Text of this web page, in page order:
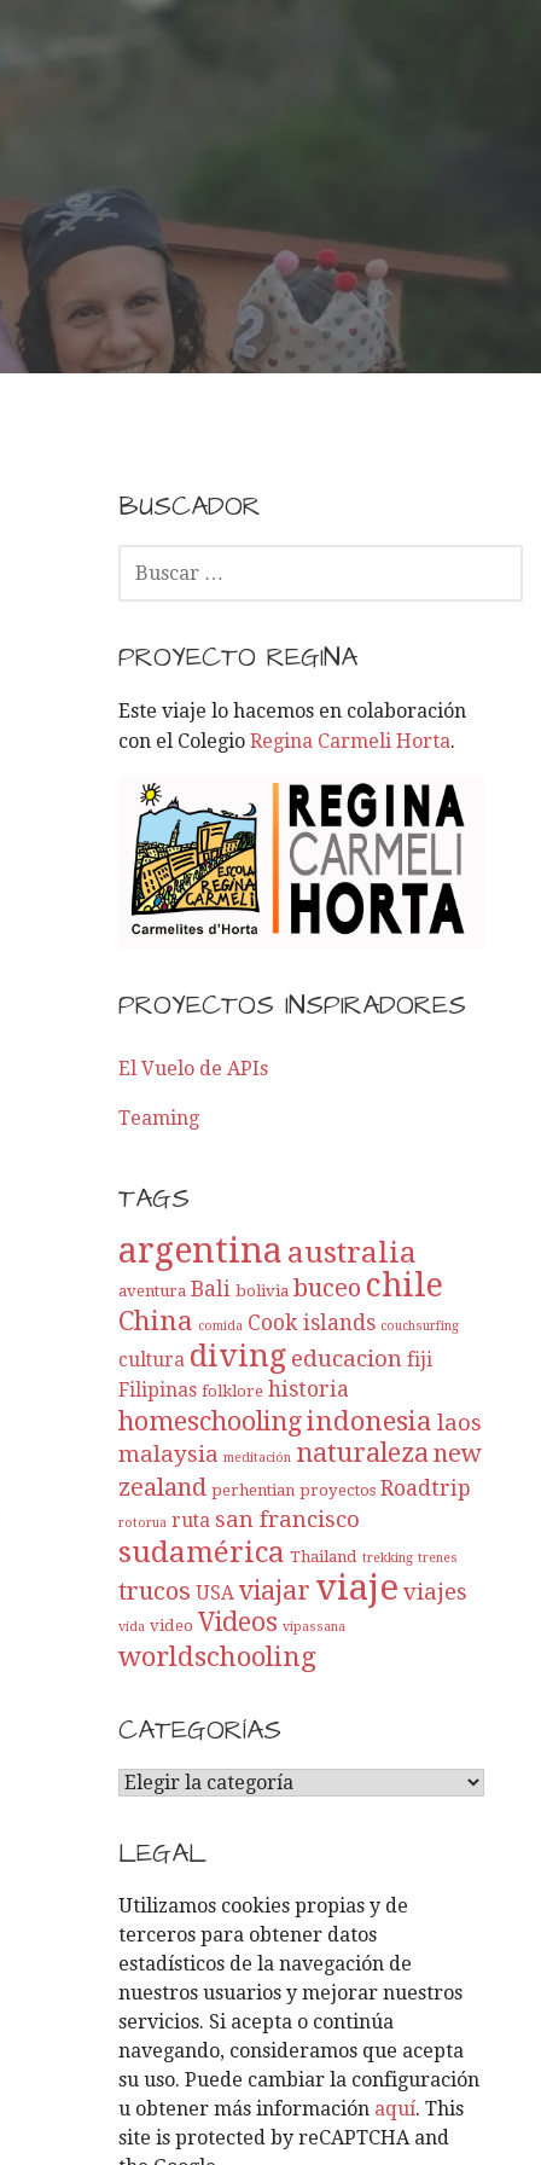
BUSCADOR
C
R
:
PROYECTO REGINA
Este viaje lo hacemos en colaboración
con el ColegioRegina Carmeli Horta.
PROYECTOS INSPIRADORES
El Vuelo de APIs
Teaming
TAGS
argentina australia
aventura Bali bolivia buceo chile
China comida Cook islands couchsurfing
cultura diving educacion fiji
Filipinas folklore historia
homeschoolingindonesia laos
malaysia meditación naturalezanew
zealand perhentian proyectos Roadtrip
rotorua ruta san francisco
sudamérica Thailand trekking trenes
trucos USA viajar viaje viajes
vida video Videos vipassana
worldschooling
CATEGORÍAS
C
T
E
G
O
R
Í
A
S
LEGAL
Utilizamos cookies propias y de
terceros para obtener datos
estadísticos de la navegación de
nuestros usuarios y mejorar nuestros
servicios. Si acepta o continúa
navegando, consideramos que acepta
su uso. Puede cambiar la configuración
u obtener más información aquí. This
site is protected by reCAPTCHA and